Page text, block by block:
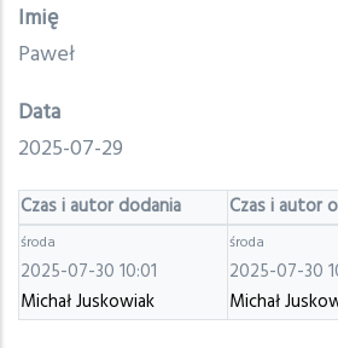
Imię
Paweł
Data
2025-07-29
Czas i autor dodania Czas i autor
środa
2025-07-30 10:01
Michał Juskowiak
środa
2025-07-30
Michał